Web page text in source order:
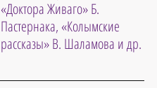
«Доктора Живаго» Б.
Пастернака, «Колымские
рассказы» В. Шаламова и др.